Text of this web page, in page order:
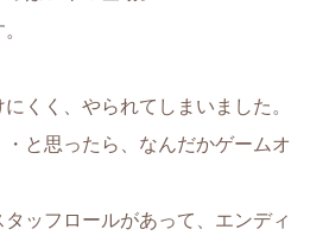
くく、やられてしまいました。
と思ったら、なんだかゲームオ
ッフロールがあって、エンディ